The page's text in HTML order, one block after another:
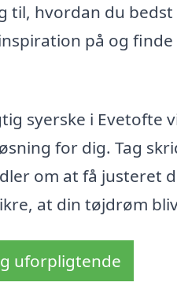
til, hvordan du
på og
syerske i
for dig. Tag
om at få justeret
at din tøjdrøm
uforpligtende